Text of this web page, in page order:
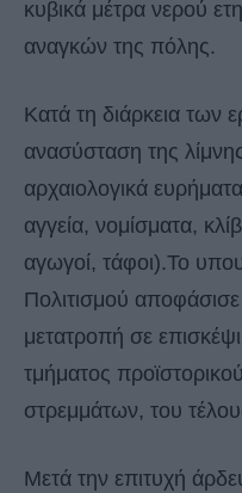
κυβικά μέτρα νερού
αναγκών της πόλης.
Κατά τη διάρκεια των
ανασύσταση της
αρχαιολογικά
αγγεία, νομίσματα,
αγωγοί, τάφοι).Το
Πολιτισμού
μετατροπή σε
τμήματος
στρεμμάτων, του
Μετά την επιτυχή